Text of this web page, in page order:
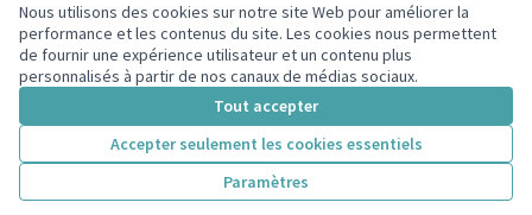
Nous utilisons des cookies sur notre site Web pour améliorer la
performance et les contenus du site. Les cookies nous permettent
de fournir une expérience utilisateur et un contenu plus
personnalisés à partir de nos canaux de médias sociaux.
Tout accepter
Accepter seulement les cookies essentiels
Paramètres
Conditions d'utilisation
Paramètres des cookies
participons.colombes.fr sur Facebook
(Lien externe)
Site réalisé grâce aulogiciel libre Decidim .
Licence
(Lien